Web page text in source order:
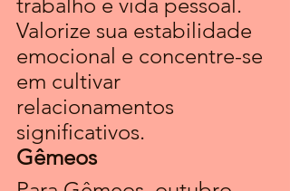
Valorize sua estabilidade
emocional e concentre-se
em cultivar
relacionamentos
significativos.
Gêmeos